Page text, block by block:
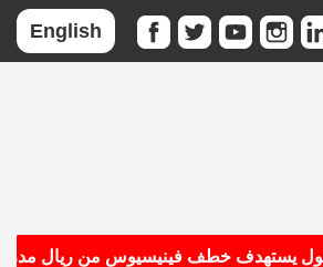
English
يستهدف خطف فينيسيوس من ريال مدريد